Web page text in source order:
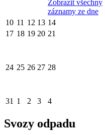
Zobrazit všechny
záznamy ze dne
10 11 12 13 14
17 18 19 20 21
24 25 26 27 28
31 1 2 3 4
Svozy odpadu